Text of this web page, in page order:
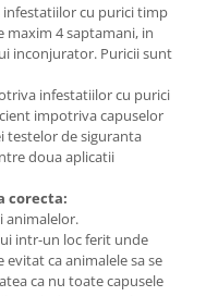
cu purici timp
maxim 4 saptamani, in
inconjurator. Puricii sunt
infestatiilor cu purici
impotriva capuselor
testelor de siguranta
doua aplicatii
corecta:
animalelor.
intr-un loc ferit unde
ca animalele sa se
ca nu toate capusele